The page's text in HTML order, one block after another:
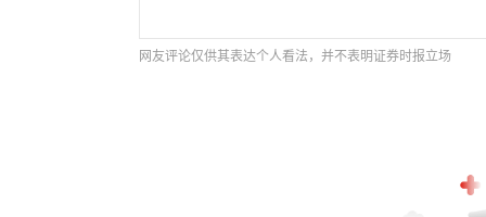
网友评论仅供其表达个人看法，并不表明证券时报立场